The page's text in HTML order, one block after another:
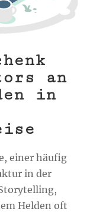
an
in
einer häufig
in der
Helden oft